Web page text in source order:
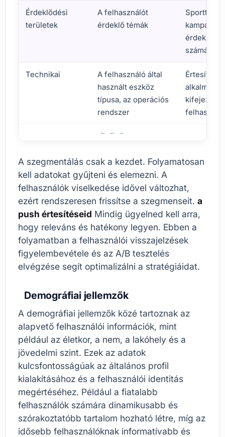
Érdeklődési
területek
A felhasználót
érdeklő témák
érdeklődő
számára
Technikai
A felhasználó által
használt eszköz
típusa, az operációs
rendszer
Értesítés
A szegmentálás csak a kezdet. Folyamatosan
kell adatokat gyűjteni és elemezni. A
felhasználók viselkedése idővel változhat,
ezért rendszeresen frissítse a szegmenseit. a
push értesítéseid Mindig ügyelned kell arra,
hogy releváns és hatékony legyen. Ebben a
folyamatban a felhasználói visszajelzések
figyelembevétele és az A/B tesztelés
elvégzése segít optimalizálni a stratégiáidat.
Demográfiai jellemzők
A demográfiai jellemzők közé tartoznak az
alapvető felhasználói információk, mint
például az életkor, a nem, a lakóhely és a
jövedelmi szint. Ezek az adatok
kulcsfontosságúak az általános profil
kialakításához és a felhasználói identitás
megértéséhez. Például a fiatalabb
felhasználók számára dinamikusabb és
szórakoztatóbb tartalom hozható létre, míg az
idősebb felhasználóknak informatívabb és